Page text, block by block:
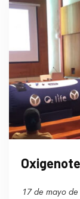
17 de mayo